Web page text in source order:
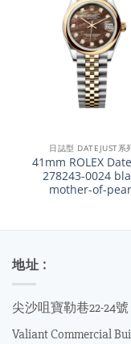
日誌型 DATEJUST系
41mm ROLEX
278243-0024
mother-of-
地址 :
尖沙咀寶勒巷22-24
Valiant Commercial